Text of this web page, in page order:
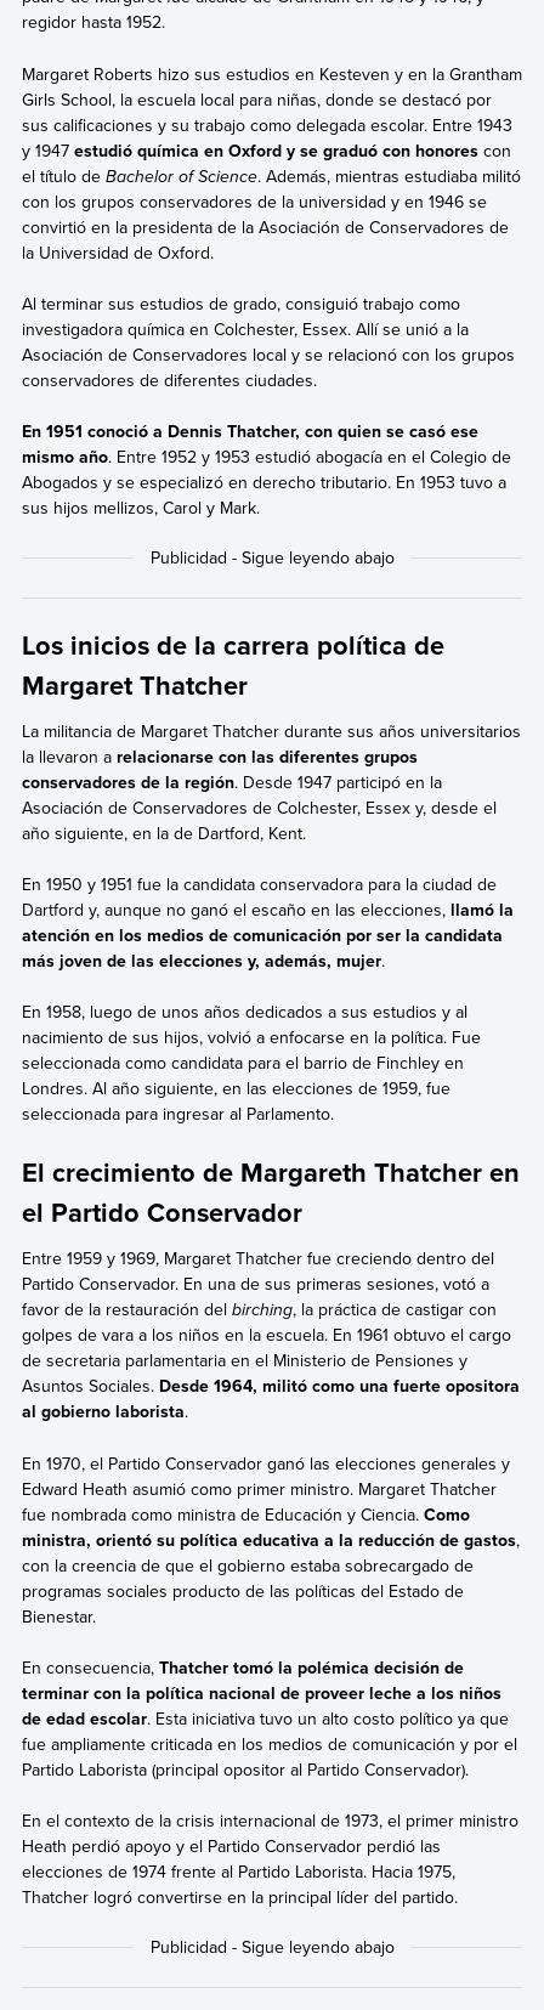
regidor hasta 1952.
Margaret Roberts hizo sus estudios en Kesteven y en la Grantham
Girls School, la escuela local para niñas, donde se destacó por
sus calificaciones y su trabajo como delegada escolar. Entre 1943
y 1947 estudió química en Oxford y se graduó con honores con
el título de Bachelor of Science. Además, mientras estudiaba militó
con los grupos conservadores de la universidad y en 1946 se
convirtió en la presidenta de la Asociación de Conservadores de
la Universidad de Oxford.
Al terminar sus estudios de grado, consiguió trabajo como
investigadora química en Colchester, Essex. Allí se unió a la
Asociación de Conservadores local y se relacionó con los grupos
conservadores de diferentes ciudades.
En 1951 conoció a Dennis Thatcher, con quien se casó ese
mismo año. Entre 1952 y 1953 estudió abogacía en el Colegio de
Abogados y se especializó en derecho tributario. En 1953 tuvo a
sus hijos mellizos, Carol y Mark.
Los inicios de la carrera política de
Margaret Thatcher
La militancia de Margaret Thatcher durante sus años universitarios
la llevaron a relacionarse con las diferentes grupos
conservadores de la región. Desde 1947 participó en la
Asociación de Conservadores de Colchester, Essex y, desde el
año siguiente, en la de Dartford, Kent.
En 1950 y 1951 fue la candidata conservadora para la ciudad de
Dartford y, aunque no ganó el escaño en las elecciones, llamó la
atención en los medios de comunicación por ser la candidata
más joven de las elecciones y, además, mujer.
En 1958, luego de unos años dedicados a sus estudios y al
nacimiento de sus hijos, volvió a enfocarse en la política. Fue
seleccionada como candidata para el barrio de Finchley en
Londres. Al año siguiente, en las elecciones de 1959, fue
seleccionada para ingresar al Parlamento.
El crecimiento de Margareth Thatcher en
el Partido Conservador
Entre 1959 y 1969, Margaret Thatcher fue creciendo dentro del
Partido Conservador. En una de sus primeras sesiones, votó a
favor de la restauración del birching, la práctica de castigar con
golpes de vara a los niños en la escuela. En 1961 obtuvo el cargo
de secretaria parlamentaria en el Ministerio de Pensiones y
Asuntos Sociales. Desde 1964, militó como una fuerte opositora
al gobierno laborista.
En 1970, el Partido Conservador ganó las elecciones generales y
Edward Heath asumió como primer ministro. Margaret Thatcher
fue nombrada como ministra de Educación y Ciencia. Como
ministra, orientó su política educativa a la reducción de gastos,
con la creencia de que el gobierno estaba sobrecargado de
programas sociales producto de las políticas del Estado de
Bienestar.
En consecuencia, Thatcher tomó la polémica decisión de
terminar con la política nacional de proveer leche a los niños
de edad escolar. Esta iniciativa tuvo un alto costo político ya que
fue ampliamente criticada en los medios de comunicación y por el
Partido Laborista (principal opositor al Partido Conservador).
En el contexto de la crisis internacional de 1973, el primer ministro
Heath perdió apoyo y el Partido Conservador perdió las
elecciones de 1974 frente al Partido Laborista. Hacia 1975,
Thatcher logró convertirse en la principal líder del partido.